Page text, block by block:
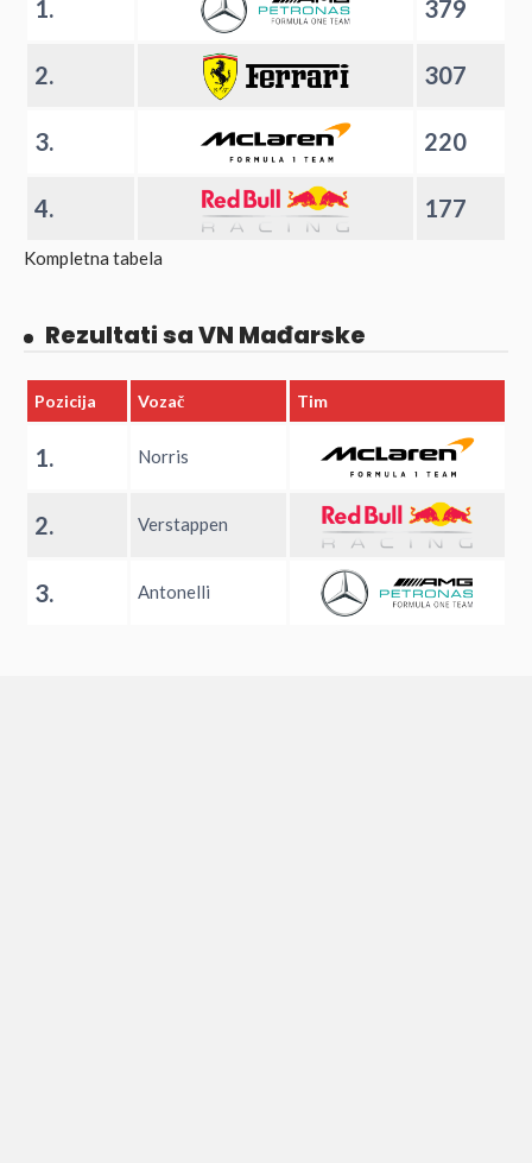
1. 379
2. 307
3. 220
4. 177
Kompletna tabela
Rezultati sa VN Mađarske
Pozicija Vozač Tim
1. Norris
2. Verstappen
3. Antonelli